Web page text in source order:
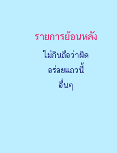
รายการย้อนหลัง
ไม่กินถือว่าผิด
อร่อยแถวนี้
อื่นๆ